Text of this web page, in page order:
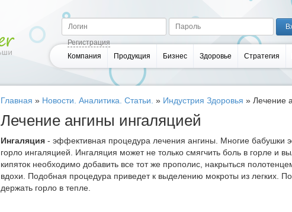
Регистрация
Компания
Продукция Бизнес Здоровье Стратегия
Главная » Новости. Аналитика. Статьи. » Индустрия Здоровья » Лечение
Лечение ангины ингаляцией
Ингаляция - эффективная процедура лечения ангины. Многие бабушки
горло ингаляцией. Ингаляция может не только смягчить боль в горле и
кипяток необходимо добавить все тот же прополис, накрыться
вдохи. Подобная процедура приведет к выделению мокроты из легких.
держать горло в тепле.